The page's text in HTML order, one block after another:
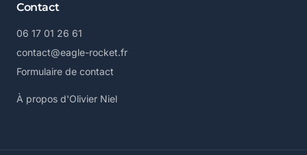
Contact
06 17 01 26 61
contact@eagle-rocket.fr
Formulaire de contact
À propos d'Olivier Niel